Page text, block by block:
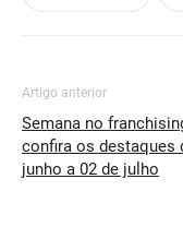
Artigo anterior
Semana no
confira os destaques
junho a 02 de julho